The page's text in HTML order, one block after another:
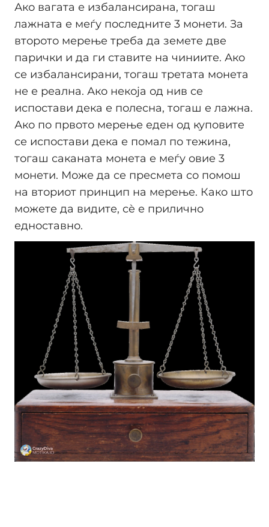
Ако вагата е избалансирана, тогаш
лажната е меѓу последните 3 монети. За
второто мерење треба да земете две
парички и да ги ставите на чиниите. Ако
се избалансирани, тогаш третата монета
не е реална. Ако некоја од нив се
испостави дека е полесна, тогаш е лажна.
Ако по првото мерење еден од куповите
се испостави дека е помал по тежина,
тогаш саканата монета е меѓу овие 3
монети. Може да се пресмета со помош
на вториот принцип на мерење. Како што
можете да видите, сè е прилично
едноставно.